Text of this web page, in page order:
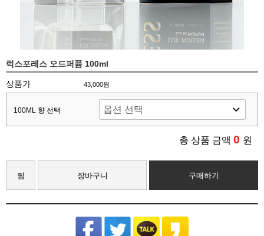
럭스포레스 오드퍼퓸 100ml
상품가 43,000원
100ML 향 선택
총 상품 금액 0 원
찜 장바구니 구매하기